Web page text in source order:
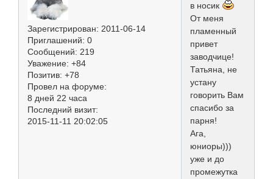
Зарегистрирован: 2011-06-14
Приглашений: 0
Сообщений: 219
Уважение: +84
Позитив: +78
Провел на форуме:
8 дней 22 часа
Последний визит:
2015-11-11 20:02:05
в носик
От меня
пламенный
привет
заводчице!
Татьяна, не
устану
говорить Вам
спасибо за
парня!
Ага,
юниоры)))
уже и до
промежутка